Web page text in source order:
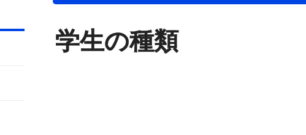
学生の種類